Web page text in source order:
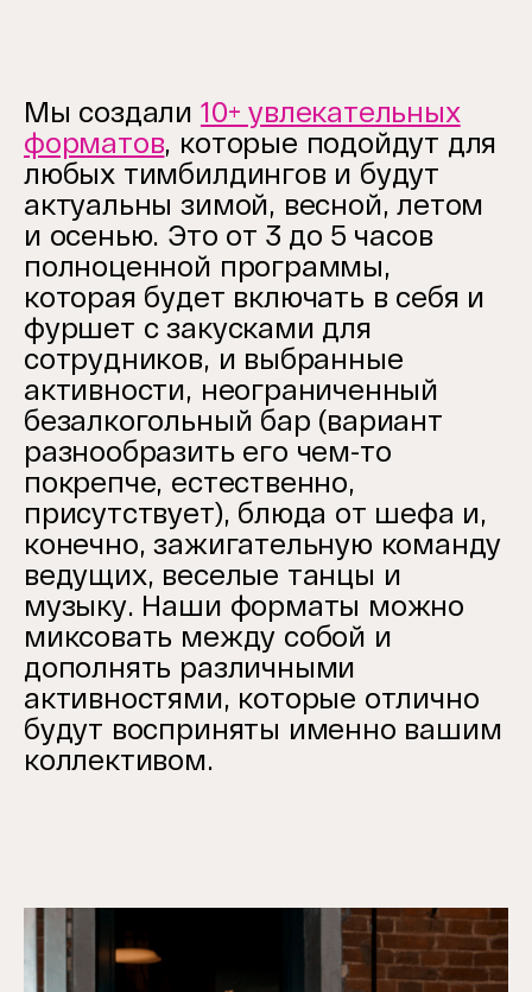
Мы создали 10+ увлекательных
форматов, которые подойдут для
любых тимбилдингов и будут
актуальны зимой, весной, летом
и осенью. Это от 3 до 5 часов
полноценной программы,
которая будет включать в себя и
фуршет с закусками для
сотрудников, и выбранные
активности, неограниченный
безалкогольный бар (вариант
разнообразить его чем-то
покрепче, естественно,
присутствует), блюда от шефа и,
конечно, зажигательную команду
ведущих, веселые танцы и
музыку. Наши форматы можно
миксовать между собой и
дополнять различными
активностями, которые отлично
будут восприняты именно вашим
коллективом.